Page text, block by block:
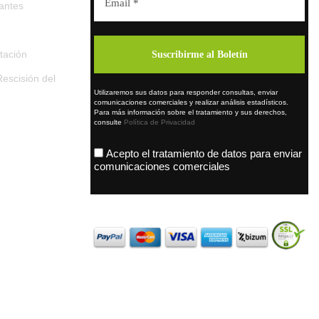
del
Utilizaremos sus datos para responder consultas, enviar
comunicaciones comerciales y realizar análisis estadísticos.
Para más información sobre el tratamiento y sus derechos,
consulte Política de Privacidad
Acepto el tratamiento de datos para enviar
comunicaciones comerciales